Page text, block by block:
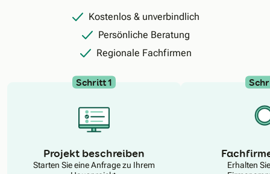
Kostenlos & unverbindlich
Persönliche Beratung
Regionale Fachfirmen
Schritt 1
Projekt beschreiben
Starten Sie eine Anfrage zu Ihrem
Erhalten